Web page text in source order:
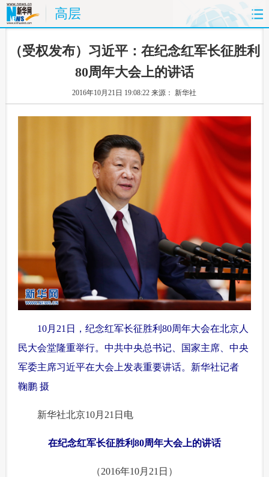
高层
首页 时政 国际 财经
体育 人事
时尚 思客 地方 法治
台湾 汽车
能源 房产 公司
视频 食品
信息化 数据
金融 军事 无人机
富媒体 摄影 新华广播
（受权发布）习近平：在纪念红军长征胜利
80周年大会上的讲话
2016年10月21日 19:08:22来源： 新华社
10月21日，纪念红军长征胜利80周年大会在北京人
民大会堂隆重举行。中共中央总书记、国家主席、中央
军委主席习近平在大会上发表重要讲话。新华社记者
鞠鹏 摄
新华社北京10月21日电
在纪念红军长征胜利80周年大会上的讲话
（2016年10月21日）